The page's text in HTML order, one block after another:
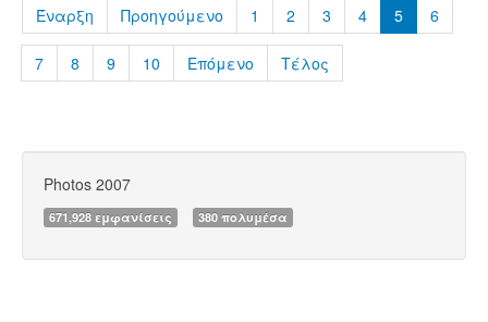
Έναρξη Προηγούμενο 1 2 3 4 5 6
7 8 9 10 Επόμενο Τέλος
Photos 2007
671,928 εμφανίσεις 380 πολυμέσα